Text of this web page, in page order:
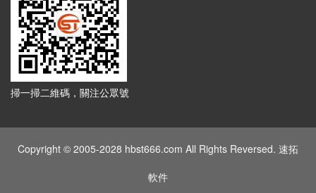
掃一掃二維碼，關注公眾號
Copyright © 2005-2028 hbst666.com All Rights Reversed. 速拓
軟件